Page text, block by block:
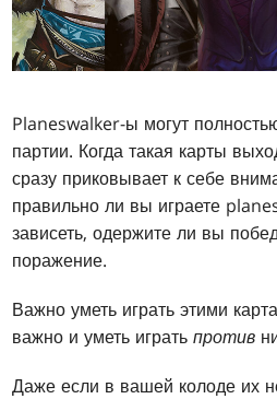
Planeswalker-ы могут
партии. Когда такая карты
сразу приковывает к себе
правильно ли вы играете
зависеть, одержите ли вы
поражение.
Важно уметь играть этими
важно и уметь игратьпротив
Даже если в вашей колоде их